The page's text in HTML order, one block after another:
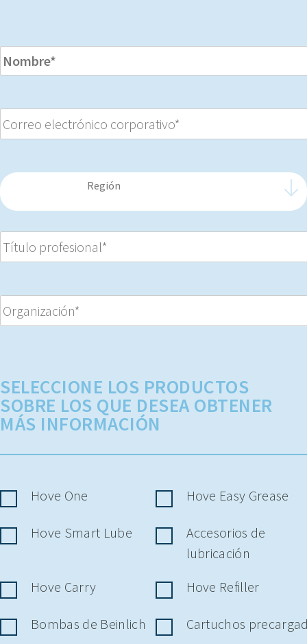
SELECCIONE LOS PRODUCTOS
SOBRE LOS QUE DESEA OBTENER
MÁS INFORMACIÓN
Hove One Hove Easy Grease
Hove Smart Lube
Accesorios de
lubricación
Hove Carry
Hove Refiller
Bombas de Beinlich Cartuchos